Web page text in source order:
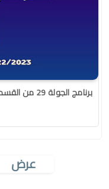
برنامج الجولة 29 من القسم الثاني الإحترافي
عرض